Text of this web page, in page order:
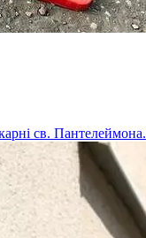
св. Пантелеймона.